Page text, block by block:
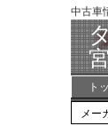
中古車
ト
メー